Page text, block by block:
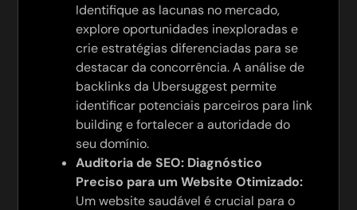
Identifique as lacunas no mercado,
explore oportunidades inexploradas e
crie estratégias diferenciadas para se
destacar da concorrência. A análise de
backlinks da Ubersuggest permite
identificar potenciais parceiros para link
building e fortalecer a autoridade do
seu domínio.
Auditoria de SEO: Diagnóstico
Preciso para um Website Otimizado:
Um website saudável é crucial para o